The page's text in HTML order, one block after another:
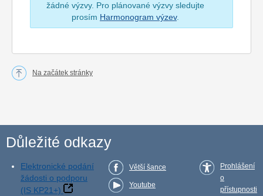
žádné výzvy. Pro plánované výzvy sledujte
prosím Harmonogram výzev.
Na začátek stránky
Důležité odkazy
Elektronické podání
žádosti o podporu
(IS KP21+)
Větší šance
Youtube
Prohlášení
o
přístupnosti